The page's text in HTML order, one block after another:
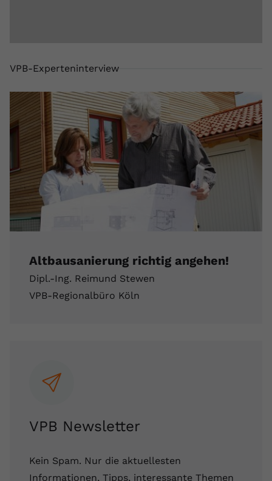
VPB-Experteninterview
Altbausanierung richtig angehen!
Dipl.-Ing. Reimund Stewen
VPB-Regionalbüro Köln
VPB Newsletter
Kein Spam. Nur die aktuellesten
Informationen, Tipps, interessante Themen